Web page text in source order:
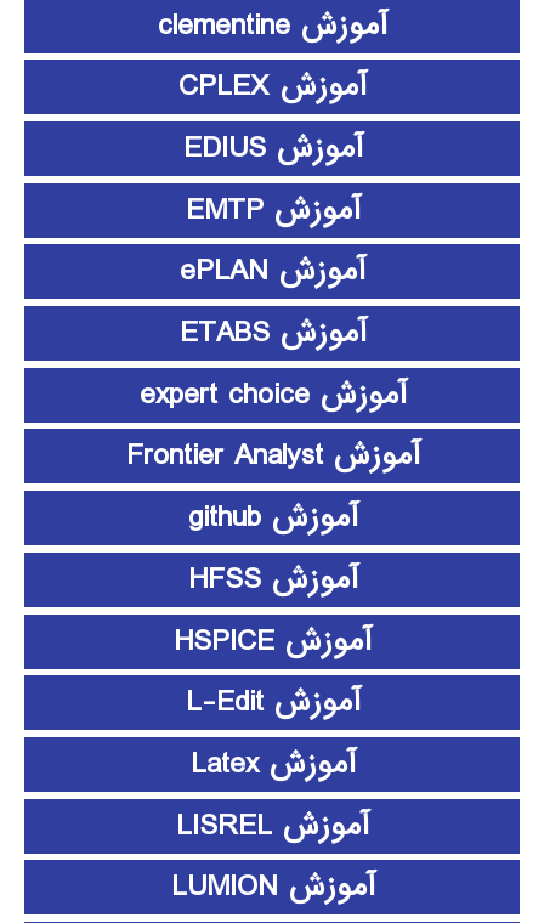
آموزش clementine
آموزش CPLEX
آموزش EDIUS
آموزش EMTP
آموزش ePLAN
آموزش ETABS
آموزش expert choice
آموزش Frontier Analyst
آموزش github
آموزش HFSS
آموزش HSPICE
آموزش L-Edit
آموزش Latex
آموزش LISREL
آموزش LUMION